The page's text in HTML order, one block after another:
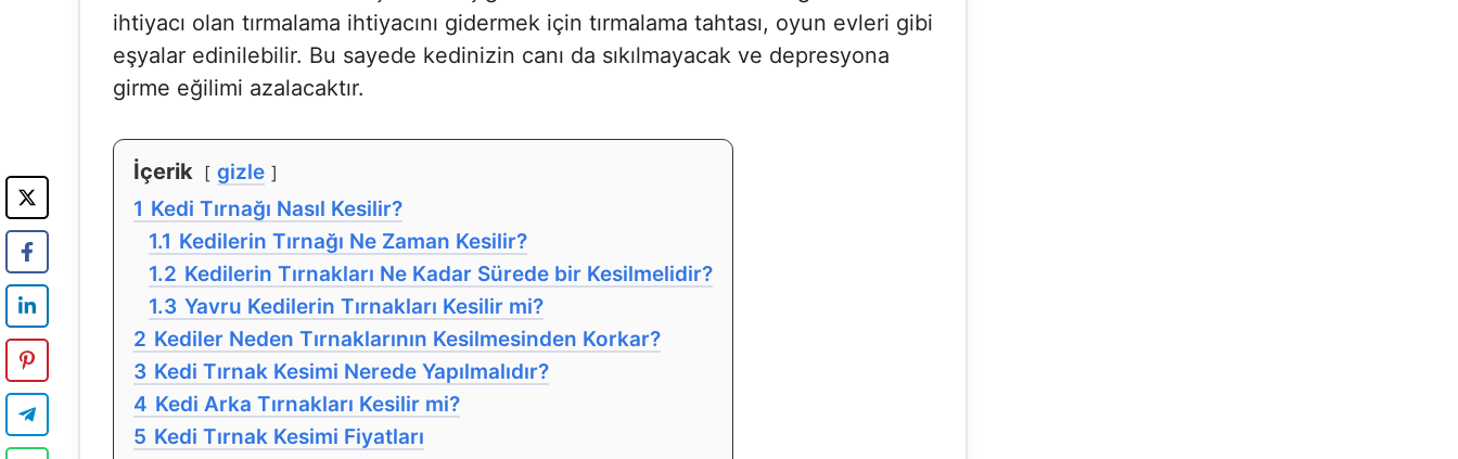
ihtiyacı olan tırmalama ihtiyacını gidermek için tırmalama tahtası, oyun evleri gibi
eşyalar edinilebilir. Bu sayede kedinizin canı da sıkılmayacak ve depresyona
girme eğilimi azalacaktır.
İçerik
gizle
1 Kedi Tırnağı Nasıl Kesilir?
1.1 Kedilerin Tırnağı Ne Zaman Kesilir?
1.2 Kedilerin Tırnakları Ne Kadar Sürede bir Kesilmelidir?
1.3 Yavru Kedilerin Tırnakları Kesilir mi?
2 Kediler Neden Tırnaklarının Kesilmesinden Korkar?
3 Kedi Tırnak Kesimi Nerede Yapılmalıdır?
4 Kedi Arka Tırnakları Kesilir mi?
5 Kedi Tırnak Kesimi Fiyatları